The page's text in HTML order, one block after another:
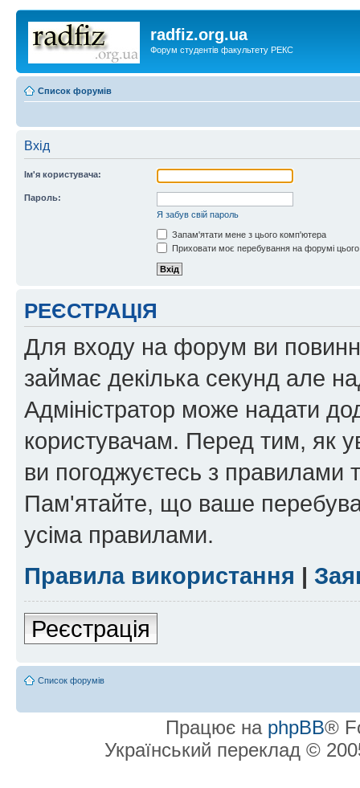
radfiz.org.ua
Форум студентів факультету РЕКС
Список форумів
Вхід
Ім'я користувача:
Пароль:
Я забув свій пароль
Запам'ятати мене з цього комп'ютера
Приховати моє перебування на форумі
РЕЄСТРАЦІЯ
Для входу на форум ви
займає декілька секунд але
Адміністратор може надати
користувачам. Перед тим, як
ви погоджуєтесь з правилами
Пам'ятайте, що ваше
усіма правилами.
Правила використання |
Реєстрація
Список форумів
Працює на phpBB®
Український переклад ©